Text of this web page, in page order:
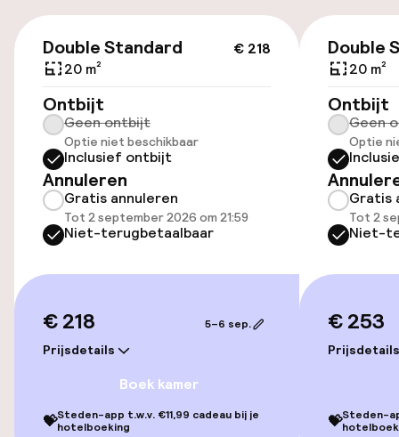
(buiten)
SEK 320,00 per dag
(binnen)
SEK 340,00 per dag
Openbaar parkeren
Toegankelijkheid
Overal rolstoeltoegankelijk
Lift
Voor toegankelijkheid
geoptimaliseerde kamers beschikbaar
€ 218
Double Standard
20 m²
Ontbijt
Geen ontbijt
Optie niet beschikbaar
Inclusief ontbijt
Annuleren
Gratis annuleren
Tot 2 september 2026 om 21:59
Niet-terugbetaalbaar
€ 218
Prijsdetails
5–6 sep.
Boek kamer
💝Steden-app t.w.v. €11,99 cadeau bij je
hotelboeking
Double
20 m²
Ontbijt
Geen
Optie
Gratis
Tot 2
Niet-
€ 253
Prijsdetails
💝Steden-